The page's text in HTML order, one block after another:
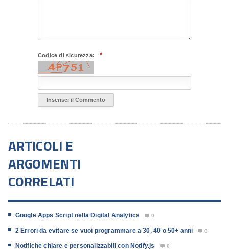
Codice di sicurezza: *
ARTICOLI E
ARGOMENTI
CORRELATI
Google Apps Script nella Digital Analytics  0
2 Errori da evitare se vuoi programmare a 30, 40 o 50+ anni  0
Notifiche chiare e personalizzabili con Notify.js  0